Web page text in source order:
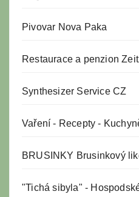
Pivovar Nova Paka
Restaurace a penzion
Synthesizer Service CZ
Vaření - Recepty -
BRUSINKY Brusinkový
"Tichá sibyla" -